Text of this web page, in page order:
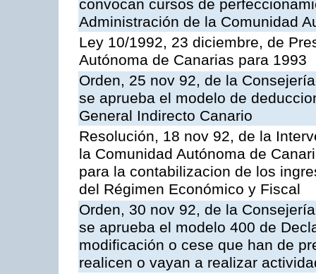
convocan cursos de
Administración de la Comunidad
Ley 10/1992, 23 diciembre, de
Autónoma de Canarias para 1993
Orden, 25 nov 92, de la
se aprueba el modelo de
General Indirecto Canario
Resolución, 18 nov 92, de la
la Comunidad Autónoma de
para la contabilizacion de los
del Régimen Económico y Fiscal
Orden, 30 nov 92, de la
se aprueba el modelo 400 de
modificación o cese que han de
realicen o vayan a realizar